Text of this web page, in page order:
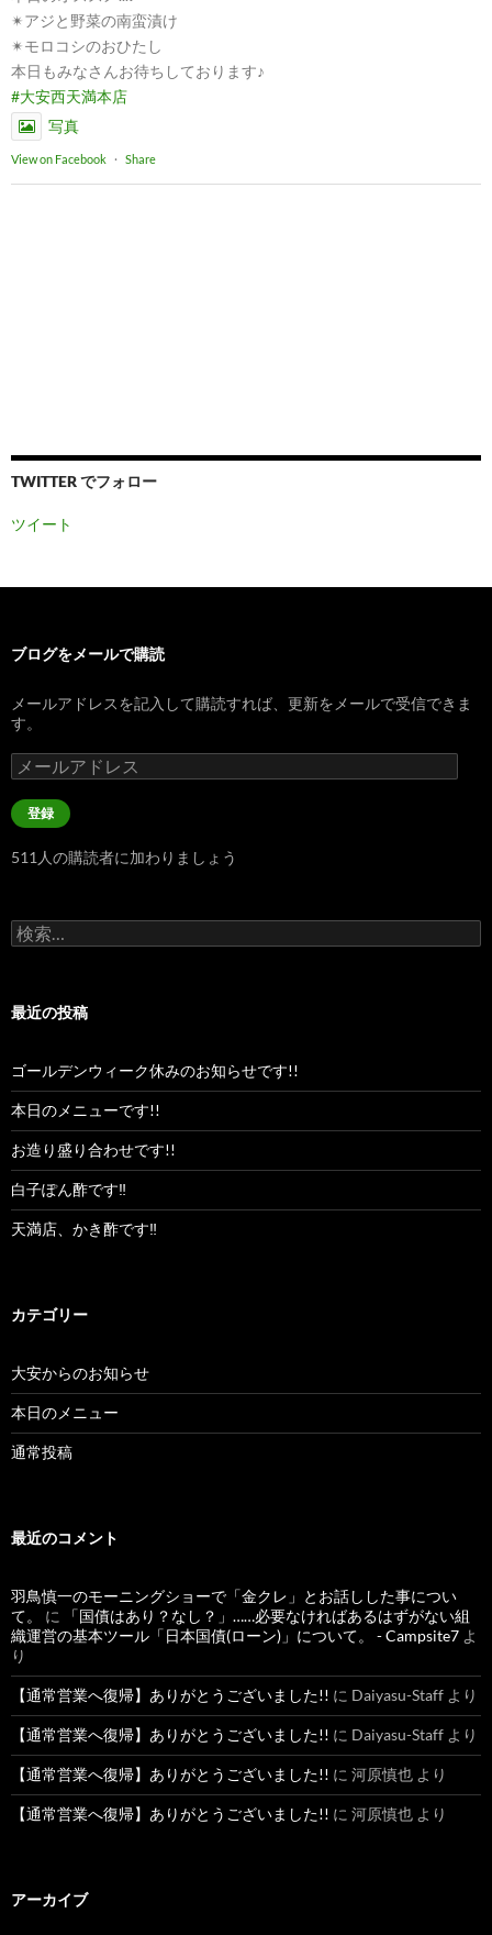
✴︎アジと野菜の南蛮漬け
✴︎モロコシのおひたし
本日もみなさんお待ちしております♪
#大安西天満本店
写真
View on Facebook · Share
TWITTER でフォロー
ツイート
ブログをメールで購読
メールアドレスを記入して購読すれば、更新をメールで受信できま
す。
メ
ー
ル
ア
レ
登録
511人の購読者に加わりましょう
検
索:
最近の投稿
ゴールデンウィーク休みのお知らせです!!
本日のメニューです!!
お造り盛り合わせです!!
白子ぽん酢です‼︎
天満店、かき酢です‼︎
カテゴリー
大安からのお知らせ
本日のメニュー
通常投稿
最近のコメント
羽鳥慎一のモーニングショーで「金クレ」とお話しした事につい
て。
に
「国債はあり？なし？」……必要なければあるはずがない組
織運営の基本ツール「日本国債(ローン)」について。 - Campsite7 よ
り
【通常営業へ復帰】ありがとうございました!! に Daiyasu-Staff より
【通常営業へ復帰】ありがとうございました!! に Daiyasu-Staff より
【通常営業へ復帰】ありがとうございました!! に 河原慎也 より
【通常営業へ復帰】ありがとうございました!! に 河原慎也 より
アーカイブ